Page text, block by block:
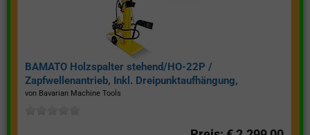
BAMATO Holzspalter stehend/HO-22P /
Zapfwellenantrieb, Inkl. Dreipunktaufhängung,
Spaltkraft 22 Tonnen*
von Bavarian Machine Tools